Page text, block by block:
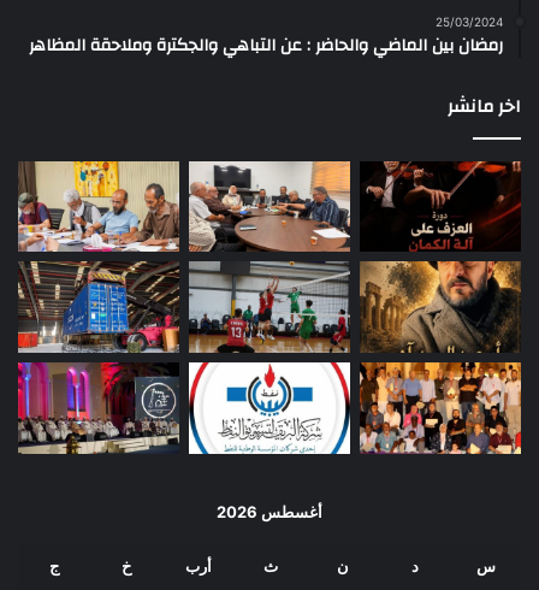
25/03/2024
رمضان بين الماضي والحاضر : عن التباهي والجكترة وملاحقة المظاهر
اخر مانشر
أغسطس 2026
س د ن ث أرب خ ج